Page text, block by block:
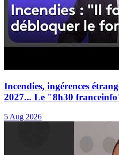
Incendies, ingérences
2027... Le "8h30
5 Aug 2026